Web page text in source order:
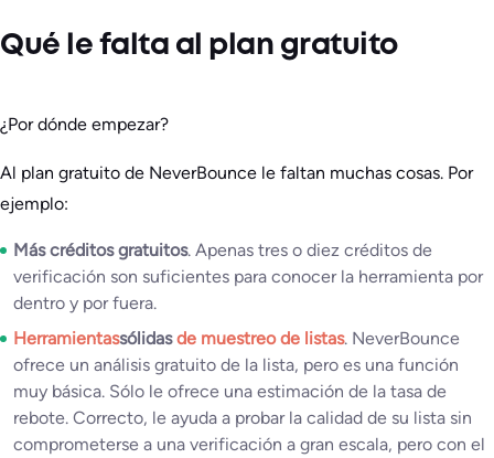
Qué le falta al plan gratuito
¿Por dónde empezar?
Al plan gratuito de NeverBounce le faltan muchas cosas. Por
ejemplo:
Más créditos gratuitos. Apenas tres o diez créditos de
verificación son suficientes para conocer la herramienta por
dentro y por fuera.
Herramientassólidasde muestreo de listas. NeverBounce
ofrece un análisis gratuito de la lista, pero es una función
muy básica. Sólo le ofrece una estimación de la tasa de
rebote. Correcto, le ayuda a probar la calidad de su lista sin
comprometerse a una verificación a gran escala, pero con el